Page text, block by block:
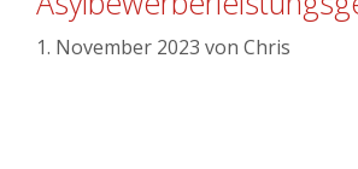
1. November 2023 von Chris